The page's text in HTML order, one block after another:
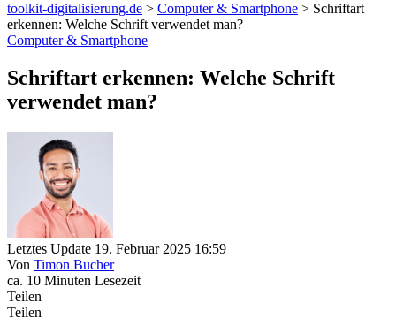
toolkit-digitalisierung.de > Computer & Smartphone > Schriftart
erkennen: Welche Schrift verwendet man?
Computer & Smartphone
Schriftart erkennen: Welche Schrift
verwendet man?
Letztes Update 19. Februar 2025 16:59
Von Timon Bucher
ca. 10 Minuten Lesezeit
Teilen
Teilen